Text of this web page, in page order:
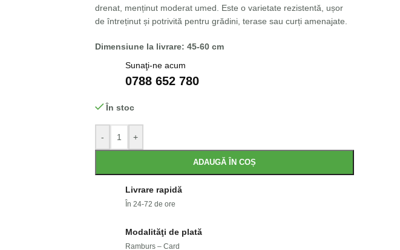
drenat, menținut moderat umed. Este o varietate rezistentă, ușor
de întreținut și potrivită pentru grădini, terase sau curți amenajate.
Dimensiune la livrare: 45-60 cm
Sunaţi-ne acum
0788 652 780
În stoc
- +
ADAUGĂ ÎN COȘ
Livrare rapidă
În 24-72 de ore
Modalităţi de plată
Ramburs – Card